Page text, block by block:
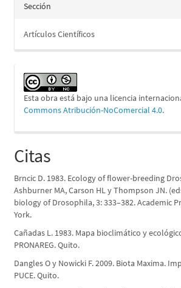
Sección
Artículos Científicos
Esta obra está bajo una licencia
Commons Atribución-NoComercial 4.0.
Citas
Brncic D. 1983. Ecology of flower-breeding
Ashburner MA, Carson HL y Thompson JN.
biology of Drosophila, 3: 333–382. Academic
York.
Cañadas L. 1983. Mapa bioclimático y
PRONAREG. Quito.
Dangles O y Nowicki F. 2009. Biota Maxima.
PUCE. Quito.